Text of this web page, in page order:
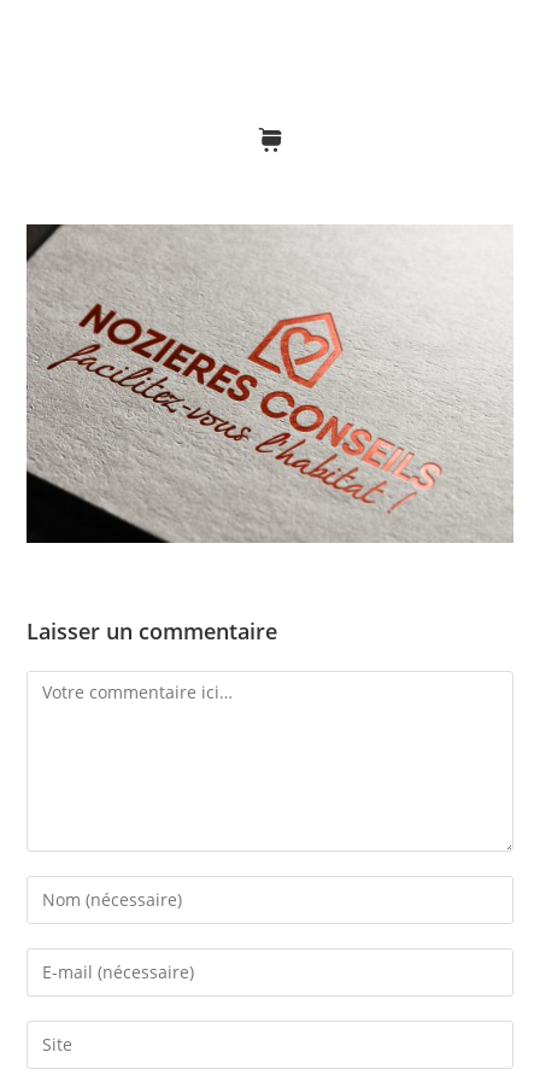
Laisser un commentaire